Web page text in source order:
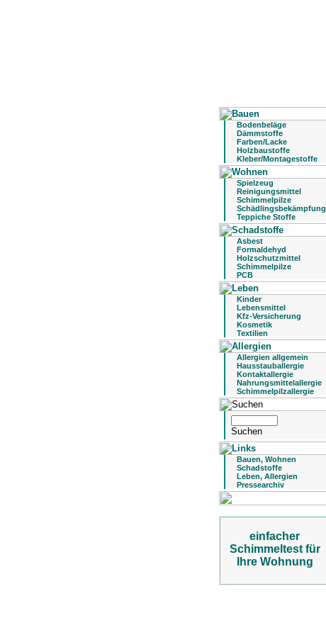
Bodenbeläge
Dämmstoffe
Farben/Lacke
Holzbaustoffe
Kleber/Montagestoffe
Spielzeug
Reinigungsmittel
Schimmelpilze
Schädlingsbekämpfung
Teppiche Stoffe
Asbest
Formaldehyd
Holzschutzmittel
Schimmelpilze
PCB
Kinder
Lebensmittel
Kfz-Versicherung
Kosmetik
Textilien
Allergien allgemein
Hausstauballergie
Kontaktallergie
Nahrungsmittelallergie
Schimmelpilzallergie
Bauen, Wohnen
Schadstoffe
Leben, Allergien
Pressearchiv
einfacher
Schimmeltest für
Ihre Wohnung